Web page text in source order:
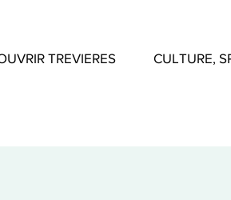
TREVIERES CULTURE,